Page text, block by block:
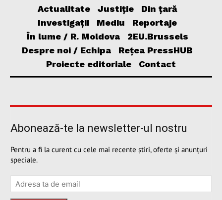
Actualitate Justiție
Din țară
Investigații
Mediu
Reportaje
În lume / R. Moldova
2EU.Brussels
Despre noi / Echipa
Rețea PressHUB
Proiecte editoriale
Contact
Abonează-te la newsletter-ul nostru
Pentru a fi la curent cu cele mai recente știri, oferte și anunțuri
speciale.